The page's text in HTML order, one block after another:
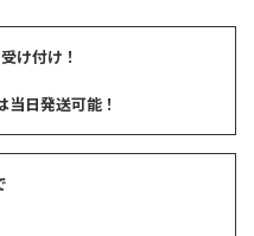
け付け！
日発送可能！